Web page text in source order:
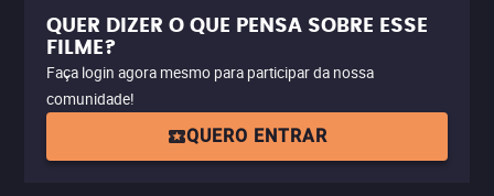
QUER DIZER O QUE PENSA SOBRE ESSE
FILME?
Faça login agora mesmo para participar da nossa
comunidade!
QUERO ENTRAR